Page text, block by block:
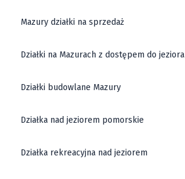
Mazury działki na sprzedaż
Działki na Mazurach z dostępem do jeziora
Działki budowlane Mazury
Działka nad jeziorem pomorskie
Działka rekreacyjna nad jeziorem